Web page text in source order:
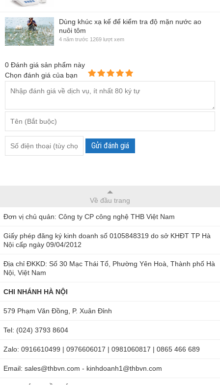
Dùng khúc xạ kế để kiểm tra độ mặn nước ao
nuôi tôm
4 năm trước 1269 lượt xem
0 Đánh giá sản phẩm này
Chọn đánh giá của bạn
Gửi đánh giá
Về đầu trang
Đơn vị chủ quản: Công ty CP công nghệ THB Việt Nam
Giấy phép đăng ký kinh doanh số 0105848319 do sở KHĐT TP Hà
Nội cấp ngày 09/04/2012
Địa chỉ ĐKKD: Số 30 Mạc Thái Tổ, Phường Yên Hoà, Thành phố Hà
Nội, Việt Nam
CHI NHÁNH HÀ NỘI
579 Phạm Văn Đồng, P. Xuân Đỉnh
Tel: (024) 3793 8604
Zalo: 0916610499 | 0976606017 | 0981060817 | 0865 466 689
Email: sales@thbvn.com - kinhdoanh1@thbvn.com